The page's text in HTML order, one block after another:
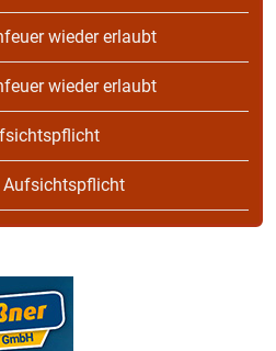
wieder erlaubt
wieder erlaubt
Aufsichtspflicht